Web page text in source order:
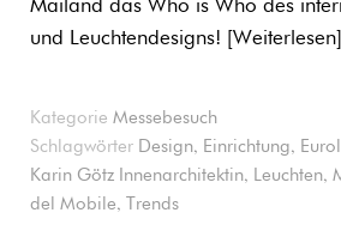
Mailand das Who is Who des
und Leuchtendesigns!
Weiterlesen
Kategorie Messebesuch
Schlagwörter Design, Einrichtung,
Karin Götz Innenarchitektin, Leuchten,
del Mobile, Trends